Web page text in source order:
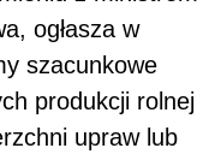
ogłasza w
szacunkowe
produkcji rolnej
upraw lub